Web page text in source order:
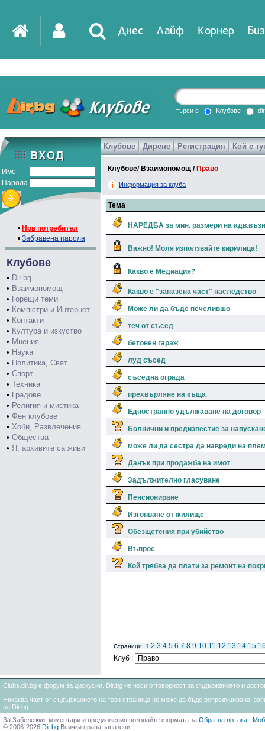
Днес Лайф Корнер
DirTV Impressio
Games
търси в Клубове
Име
Парола
• Нов потребител
• Забравена парола
Клубове
• Dir.bg
• Взаимопомощ
• Горещи теми
• Компютри и Интернет
• Контакти
• Култура и изкуство
• Мнения
• Наука
• Политика, Свят
• Спорт
• Техника
• Градове
• Религия и мистика
• Фен клубове
• Хоби, Развлечения
• Общества
• Я, архивите са живи
Клубове Дирене Регистрация Кой е
Клубове/ Взаимопомощ / Право
Информация за клуба
Тема
НАРЕДБА за мин. размери на
Важно! Моля използвайте кирилица!
Какво е Медиация?
Какво е "запазена част" наследство
Може ли да бъде печелившо
теч от съсед
бетонен гараж
луд съсед
съседна ограда
прехвърляне на къща
Едностранно удължаване на договор
Болнични и предизвестие за
може ли да сестра да навреди на
Данък при продажба на имот
Задължително гласуване
Пенсиониране
Изгонване от жилище
Обезщетения при убийство
Въпрос
Кой трябва да плати за ремонт на
Страници: 1 2 3 4 5 6 7 8 9 10 11 12 13 14 15
Клуб :
Clubs.dir.bg е форум за дискусии. Dir.bg не носи отговорност за съдържанието и
Никаква част от съдържанието на тази страница не може да бъде репродуцирана,
на Dir.bg
За Забележки, коментари и предложения ползвайте формата за Обратна връзка |
© 2006-2026 Dir.bg Всички права запазени.